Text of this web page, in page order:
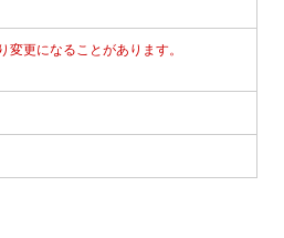
更になることがあります。